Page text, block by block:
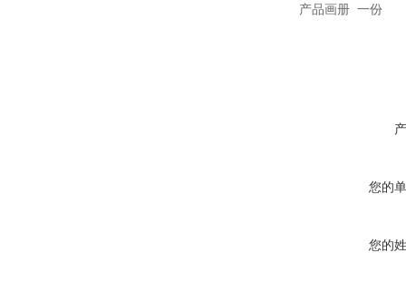
产品画册 一份
您的
您的